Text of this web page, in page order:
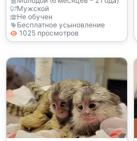
Мужской
Не обучен
Бесплатное усыновление
1025 просмотров